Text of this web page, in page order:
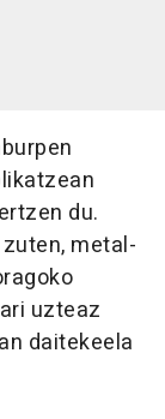
du.
metal-
uzteaz
daitekeela